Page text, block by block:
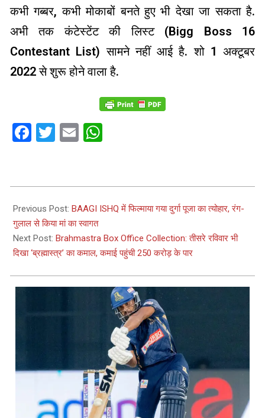
कभी गब्बर, कभी मोकाबों बनते हुए भी देखा जा सकता है.
अभी तक कंटेस्टेंट की लिस्ट (Bigg Boss 16
Contestant List) सामने नहीं आई है. शो 1 अक्टूबर
2022 से शुरू होने वाला है.
Facebook
Twitter
Email
09-
26
Previous Post: BAAGI ISHQ में फिल्माया गया दुर्गा पूजा का त्योहार, रंग-
गुलाल से किया मां का स्वागत
Next Post: Brahmastra Box Office Collection: तीसरे रविवार भी
दिखा ‘ब्रह्मास्त्र’ का कमाल, कमाई पहुंची 250 करोड़ के पार